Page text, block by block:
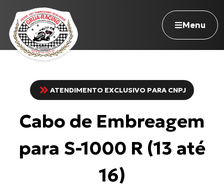
Menu
Navegue pelo site
Nossa história
Atuação
Seja revendedor
ATENDIMENTO EXCLUSIVO PARA CNPJ
Cabo de Embreagem
para S-1000 R (13 até
16)